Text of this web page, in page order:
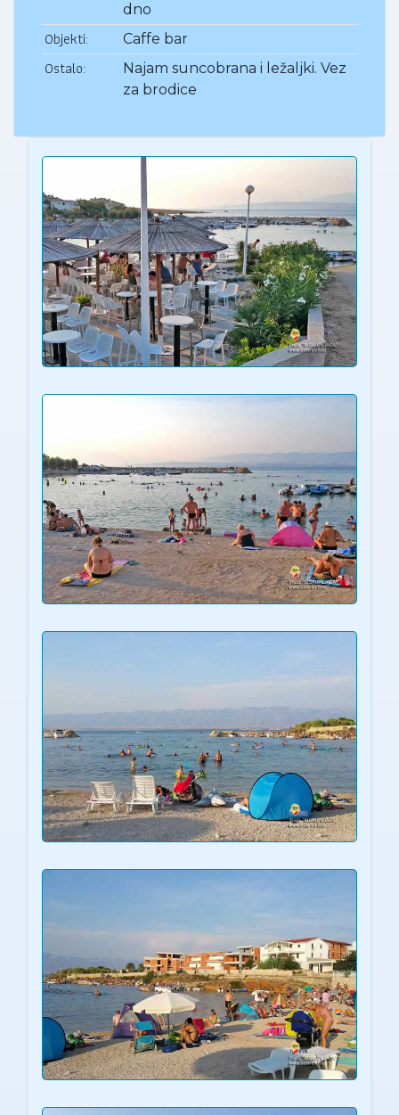
dno
Objekti: Caffe bar
Ostalo:
Najam suncobrana i ležaljki. Vez
za brodice